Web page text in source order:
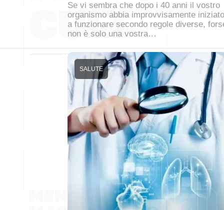
Se vi sembra che dopo i 40 anni il vostro
organismo abbia improvvisamente iniziato
a funzionare secondo regole diverse,
non è solo una vostra…
SALUTE